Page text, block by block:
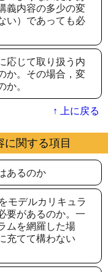
義内容の多少の変
い）であっても必
応じて取り扱う内
か。その場合，変
。
↑ 上に戻る
関する項目
あるのか
モデルカリキュラ
要があるのか。一
ムを網羅した場
充てて構わない